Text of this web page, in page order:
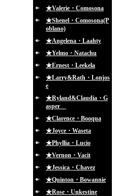
★Valerie・Comosona
★Shenel・Comosona(P
oblano)
★Angelena・Laahty
★Yelmo・Natachu
★Ernest・Leekela
★Larry&Rath・Lonjos
e
★Ryland&Claudia・G
asper
★Clarence・Booqua
★Joyce・Waseta
★Phyllia・Lucio
★Vernon・Vacit
★Jessica・Chavez
★Quinton・Bowannie
★Rose・Unkestine